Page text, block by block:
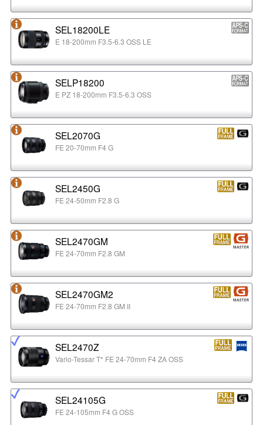
SEL18200LE
E 18-200mm F3.5-6.3 OSS LE
SELP18200
E PZ 18-200mm F3.5-6.3 OSS
SEL2070G
FE 20-70mm F4 G
SEL2450G
FE 24-50mm F2.8 G
SEL2470GM
FE 24-70mm F2.8 GM
SEL2470GM2
FE 24-70mm F2.8 GM II
SEL2470Z
Vario-Tessar T* FE 24-70mm F4 ZA OSS
SEL24105G
FE 24-105mm F4 G OSS